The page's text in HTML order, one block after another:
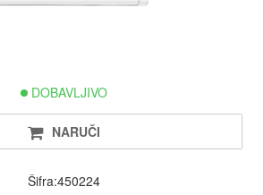
DOBAVLJIVO
NARUČI
Šifra:450224